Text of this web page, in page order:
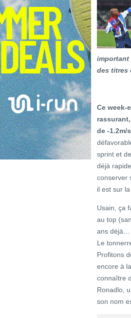
important
des titres
Ce week-
de -1.2m/
sprint et
déjà
conserver
il est sur
Usain, ça
au top
ans déjà…
Le
Profitons
encore à
connaître
Ronadlo,
son nom